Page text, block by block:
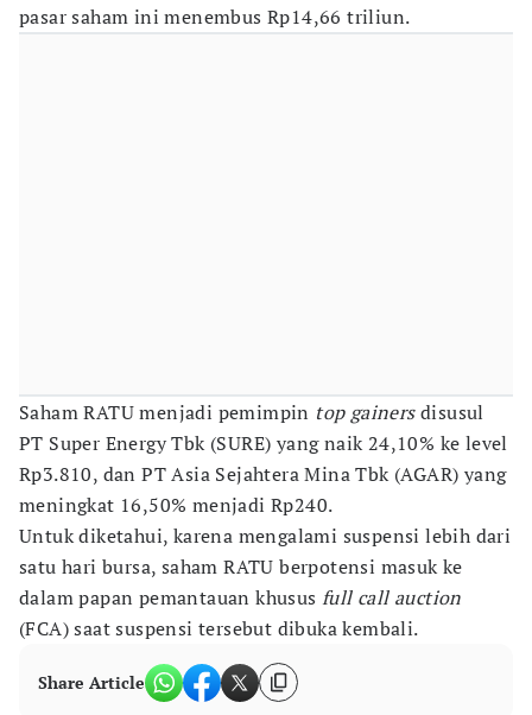
pasar saham ini menembus Rp14,66 triliun.
Saham RATU menjadi pemimpin top gainersdisusul
PT Super Energy Tbk (SURE) yang naik 24,10% ke level
Rp3.810, dan PT Asia Sejahtera Mina Tbk (AGAR) yang
meningkat 16,50% menjadi Rp240.
Untuk diketahui, karena mengalami suspensi lebih dari
satu hari bursa, saham RATU berpotensi masuk ke
dalam papan pemantauan khusus full call auction
(FCA) saat suspensi tersebut dibuka kembali.
Share Article